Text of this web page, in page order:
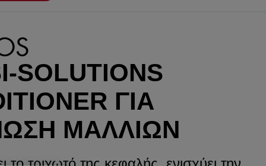
SOLUTIONS
ΓΙΑ
ΜΑΛΛΙΏΝ